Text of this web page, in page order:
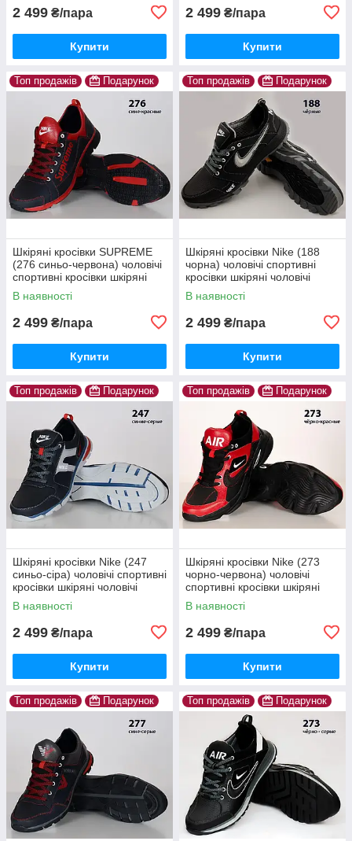
2 499 ₴/пара
Купити
2 499 ₴/пара
Купити
Топ продажів Подарунок
Шкіряні кросівки SUPREME
(276 синьо-червона) чоловічі
спортивні кросівки шкіряні
чоловічі
В наявності
2 499 ₴/пара
Купити
Топ продажів Подарунок
Шкіряні кросівки Nike (188
чорна) чоловічі спортивні
кросівки шкіряні чоловічі
В наявності
2 499 ₴/пара
Купити
Топ продажів Подарунок
Шкіряні кросівки Nike (247
синьо-сіра) чоловічі спортивні
кросівки шкіряні чоловічі
В наявності
2 499 ₴/пара
Купити
Топ продажів Подарунок
Шкіряні кросівки Nike (273
чорно-червона) чоловічі
спортивні кросівки шкіряні
чоловічі
В наявності
2 499 ₴/пара
Купити
Топ продажів Подарунок Топ продажів Подарунок